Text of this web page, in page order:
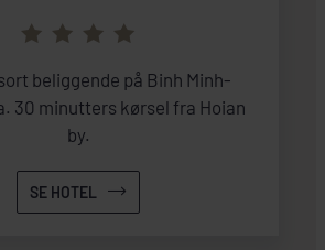
beliggende på Binh Minh-
30 minutters kørsel fra Hoian
by.
SE HOTEL